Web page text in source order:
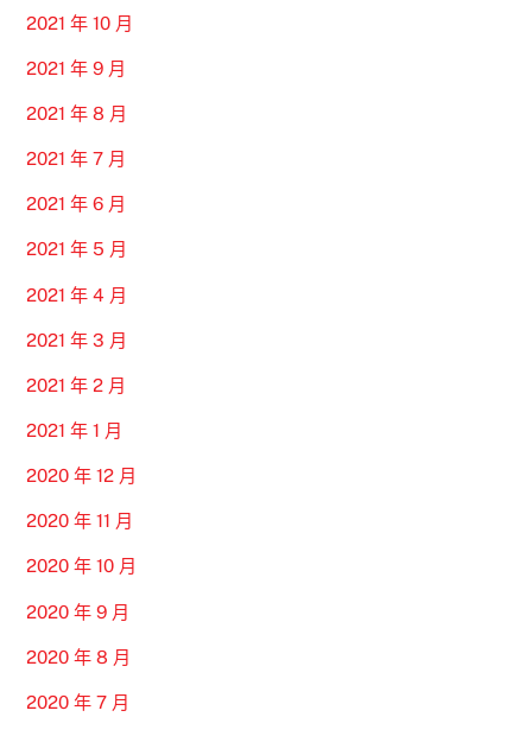
2021 年 10 月
2021 年 9 月
2021 年 8 月
2021 年 7 月
2021 年 6 月
2021 年 5 月
2021 年 4 月
2021 年 3 月
2021 年 2 月
2021 年 1 月
2020 年 12 月
2020 年 11 月
2020 年 10 月
2020 年 9 月
2020 年 8 月
2020 年 7 月